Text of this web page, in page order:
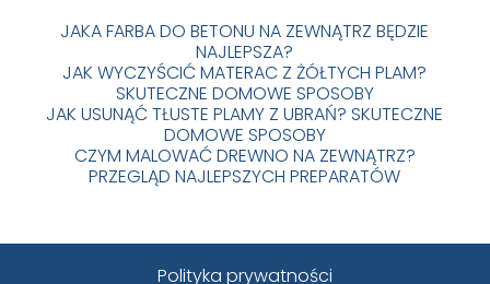
JAKA FARBA DO BETONU NA ZEWNĄTRZ BĘDZIE
NAJLEPSZA?
JAK WYCZYŚCIĆ MATERAC Z ŻÓŁTYCH PLAM?
SKUTECZNE DOMOWE SPOSOBY
JAK USUNĄĆ TŁUSTE PLAMY Z UBRAŃ? SKUTECZNE
DOMOWE SPOSOBY
CZYM MALOWAĆ DREWNO NA ZEWNĄTRZ?
PRZEGLĄD NAJLEPSZYCH PREPARATÓW
Polityka prywatności